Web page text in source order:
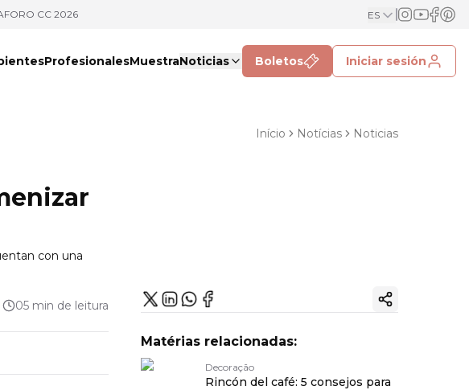
FORO CC 2026 ES
ProfesionalesMuestraNoticias Boletos Iniciar sesión
Início Notícias Noticias
con una
05 min de leitura Copiar enlace
Matérias relacionadas:
Decoração
Rincón del café: 5 consejos para